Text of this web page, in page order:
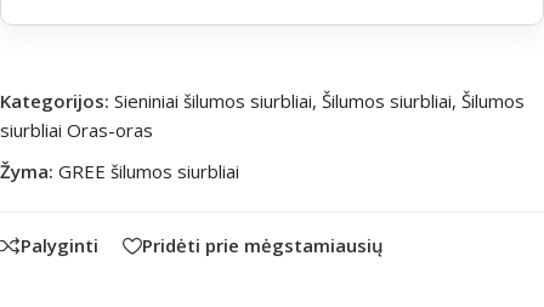
Kategorijos: Sieniniai šilumos siurbliai, Šilumos siurbliai, Šilumos
siurbliai Oras-oras
Žyma: GREE šilumos siurbliai
Palyginti Pridėti prie mėgstamiausių